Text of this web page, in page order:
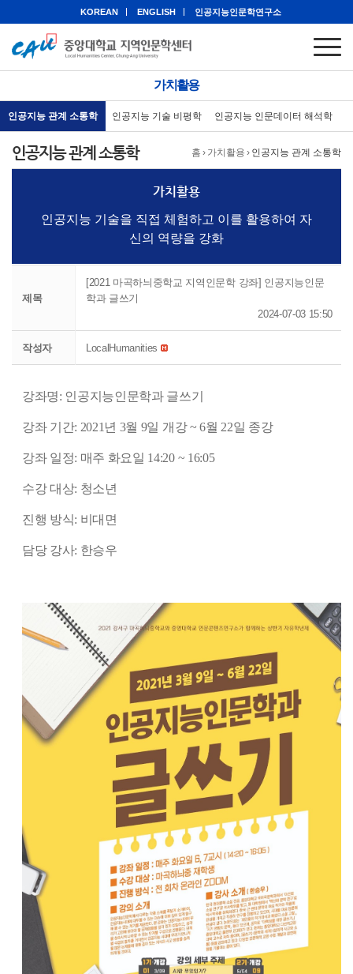
KOREAN ENGLISH 인공지능인문학연구소
가치활용
인공지능 관계 소통학 인공지능 기술 비평학 인공지능 인문데이터 해석학
홈 › 가치활용 › 인공지능 관계 소통학
인공지능 관계 소통학
가치활용
인공지능 기술을 직접 체험하고 이를 활용하여 자
신의 역량을 강화
제목
[2021 마곡하늬중학교 지역인문학 강좌] 인공지능인문
학과 글쓰기
2024-07-03 15:50
작성자 LocalHumanities
강좌명: 인공지능인문학과 글쓰기
강좌 기간: 2021년 3월 9일 개강 ~ 6월 22일 종강
강좌 일정: 매주 화요일 14:20 ~ 16:05
수강 대상: 청소년
진행 방식: 비대면
담당 강사: 한승우